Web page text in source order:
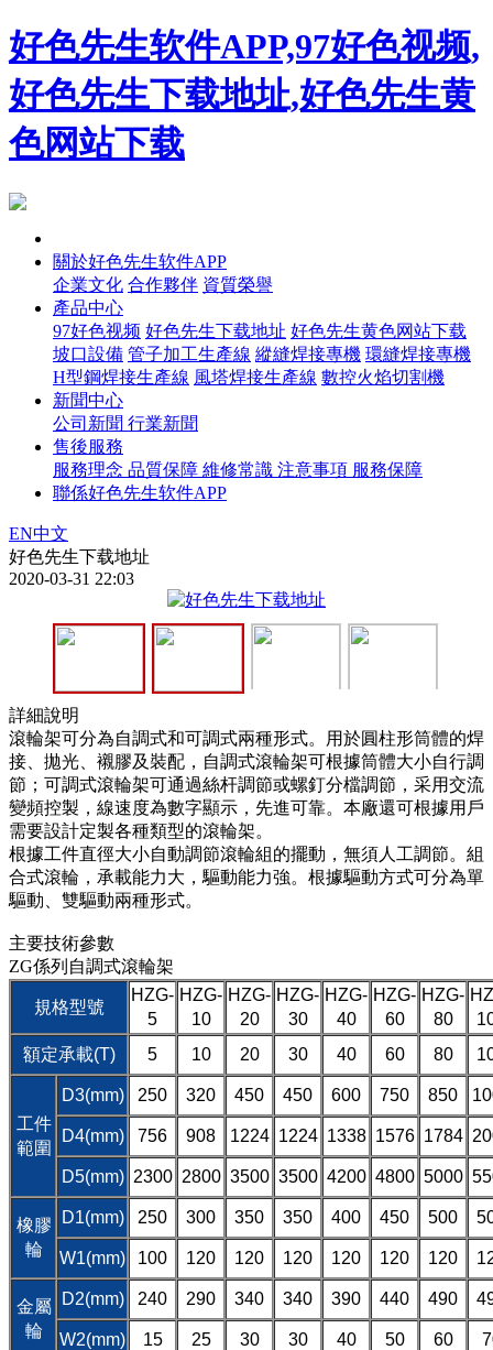
好色先生软件APP,97好色视频,
好色先生下载地址,好色先生黄
色网站下载
關於好色先生软件APP
企業文化 合作夥伴 資質榮譽
產品中心
97好色视频 好色先生下载地址 好色先生黄色网站下载
坡口設備 管子加工生產線 縱縫焊接專機 環縫焊接專機
H型鋼焊接生產線 風塔焊接生產線 數控火焰切割機
新聞中心
公司新聞 行業新聞
售後服務
服務理念 品質保障 維修常識 注意事項 服務保障
聯係好色先生软件APP
EN中文
好色先生下载地址
2020-03-31 22:03
詳細說明
滾輪架可分為自調式和可調式兩種形式。用於圓柱形筒體的焊
接、拋光、襯膠及裝配，自調式滾輪架可根據筒體大小自行調
節；可調式滾輪架可通過絲杆調節或螺釘分檔調節，采用交流
變頻控製，線速度為數字顯示，先進可靠。本廠還可根據用戶
需要設計定製各種類型的滾輪架。
根據工件直徑大小自動調節滾輪組的擺動，無須人工調節。組
合式滾輪，承載能力大，驅動能力強。根據驅動方式可分為單
驅動、雙驅動兩種形式。
主要技術參數
ZG係列自調式滾輪架
規格型號
HZG-
5
HZG-
10
HZG-
20
HZG-
30
HZG-
40
HZG-
60
HZG-
80
額定承載(T)
5 10 20 30 40 60 80
工件
範圍
D3(mm) 250 320 450 450 600 750 850
D4(mm) 756 908 1224 1224 1338 1576 1784
D5(mm) 2300 2800 3500 3500 4200 4800 5000
橡膠
輪
D1(mm) 250 300 350 350 400 450 500
W1(mm) 100 120 120 120 120 120 120
金屬
輪
D2(mm) 240 290 340 340 390 440 490
W2(mm) 15 25 30 30 40 50 60